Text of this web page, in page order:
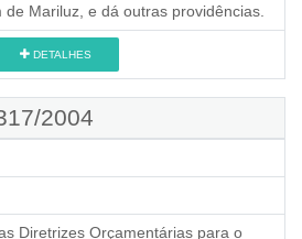
Mariluz, e dá outras providências.
DETALHES
2004
Diretrizes Orçamentárias para o